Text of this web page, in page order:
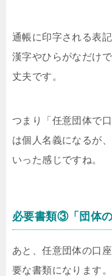
通帳に印字される表
漢字やひらがなだけ
丈夫です。
つまり「任意団体で
は個人名義になるが
いった感じですね。
必要書類③「団体の
あと、任意団体の口
要な書類になります。